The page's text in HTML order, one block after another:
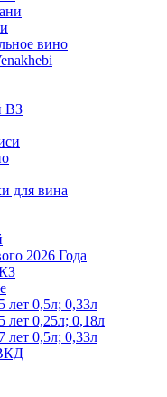
вино
ВЗ
для вина
2026 Года
лет 0,5л; 0,33л
лет 0,25л; 0,18л
лет 0,5л; 0,33л